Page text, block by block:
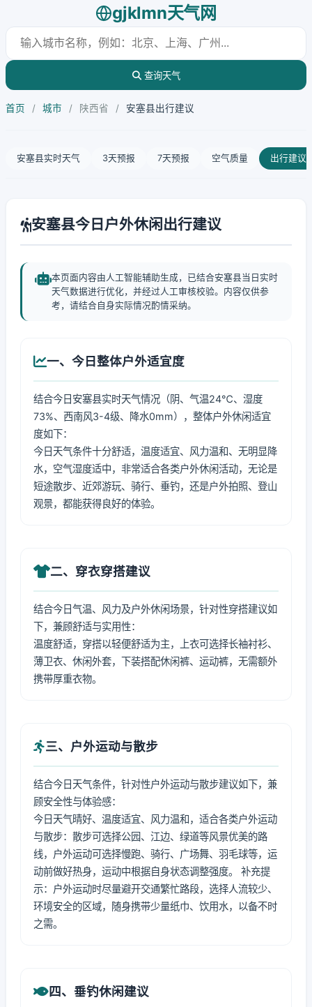
gjklmn天气网
查询天气
首页 / 城市 / 陕西省 / 安塞县出行建议
安塞县实时天气 3天预报 7天预报 空气质量 出行建议
安塞县今日户外休闲出行建议
本页面内容由人工智能辅助生成，已结合安塞县当日实时
天气数据进行优化，并经过人工审核校验。内容仅供参
考，请结合自身实际情况酌情采纳。
一、今日整体户外适宜度
结合今日安塞县实时天气情况（阴、气温24℃、湿度
73%、西南风3-4级、降水0mm），整体户外休闲适宜
度如下：
今日天气条件十分舒适，温度适宜、风力温和、无明显降
水，空气湿度适中，非常适合各类户外休闲活动，无论是
短途散步、近郊游玩、骑行、垂钓，还是户外拍照、登山
观景，都能获得良好的体验。
二、穿衣穿搭建议
结合今日气温、风力及户外休闲场景，针对性穿搭建议如
下，兼顾舒适与实用性：
温度舒适，穿搭以轻便舒适为主，上衣可选择长袖衬衫、
薄卫衣、休闲外套，下装搭配休闲裤、运动裤，无需额外
携带厚重衣物。
三、户外运动与散步
结合今日天气条件，针对性户外运动与散步建议如下，兼
顾安全性与体验感：
今日天气晴好、温度适宜、风力温和，适合各类户外运动
与散步：散步可选择公园、江边、绿道等风景优美的路
线，户外运动可选择慢跑、骑行、广场舞、羽毛球等，运
动前做好热身，运动中根据自身状态调整强度。 补充提
示：户外运动时尽量避开交通繁忙路段，选择人流较少、
环境安全的区域，随身携带少量纸巾、饮用水，以备不时
之需。
四、垂钓休闲建议